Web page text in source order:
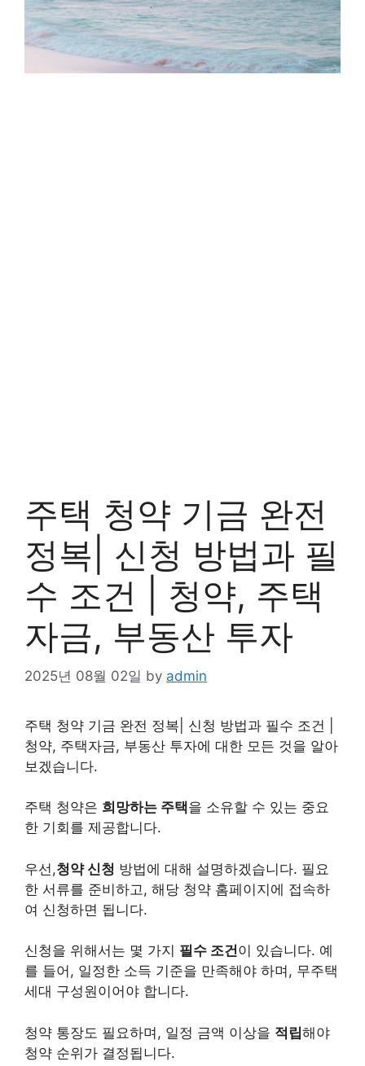
주택 청약 기금 완전
정복| 신청 방법과 필
수 조건 | 청약, 주택
자금, 부동산 투자
2025년 08월 02일 by admin
주택 청약 기금 완전 정복| 신청 방법과 필수 조건 |
청약, 주택자금, 부동산 투자에 대한 모든 것을 알아
보겠습니다.
주택 청약은 희망하는 주택을 소유할 수 있는 중요
한 기회를 제공합니다.
우선,청약 신청 방법에 대해 설명하겠습니다. 필요
한 서류를 준비하고, 해당 청약 홈페이지에 접속하
여 신청하면 됩니다.
신청을 위해서는 몇 가지 필수 조건이 있습니다. 예
를 들어, 일정한 소득 기준을 만족해야 하며, 무주택
세대 구성원이어야 합니다.
청약 통장도 필요하며, 일정 금액 이상을 적립해야
청약 순위가 결정됩니다.